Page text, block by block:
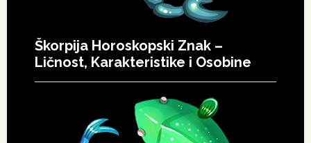
Škorpija Horoskopski Znak –
Ličnost, Karakteristike i Osobine